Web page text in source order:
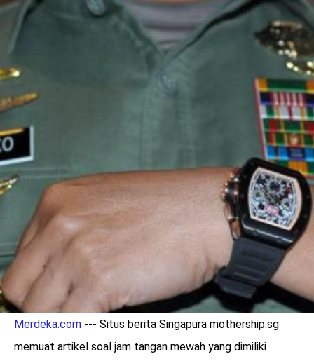
LOGIN
Merdeka.com --- Situs berita Singapura mothership.sg
memuat artikel soal jam tangan mewah yang dimiliki